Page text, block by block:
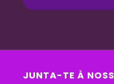
JUNTA-TE À